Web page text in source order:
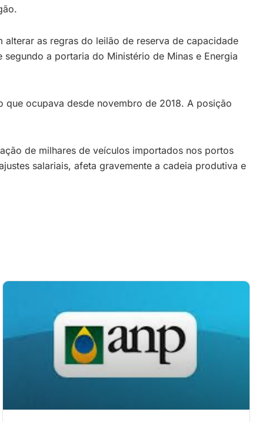
as regras do leilão de reserva de capacidade
a portaria do Ministério de Minas e Energia
que ocupava desde novembro de 2018. A posição
de milhares de veículos importados nos portos
salariais, afeta gravemente a cadeia produtiva e